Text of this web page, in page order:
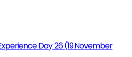
Day 26 (19.November